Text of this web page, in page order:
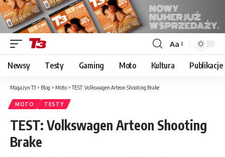
Font
Resizer
Aa
Newsy Testy Gaming Moto Kultura Publikacje
Magazyn T3 > Blog > Moto >TEST: Volkswagen Arteon Shooting Brake
MOTO TESTY
TEST: Volkswagen Arteon Shooting
Brake